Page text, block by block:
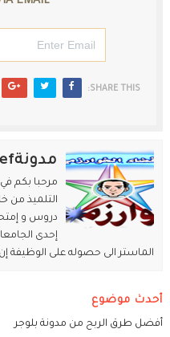
SHARE THIS:
مدونةJuzzef
مرحبا بكم
التلميذ من
دروس و
إحدى
الماستر الى حصوله على الوظيفة
أحدث موضوع
أفضل طرق الربح من مدونة بلوجر